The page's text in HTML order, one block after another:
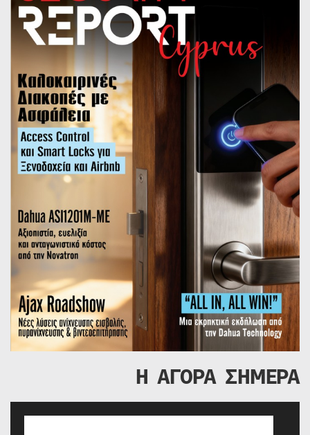
Η ΑΓΟΡΑ ΣΗΜΕΡΑ